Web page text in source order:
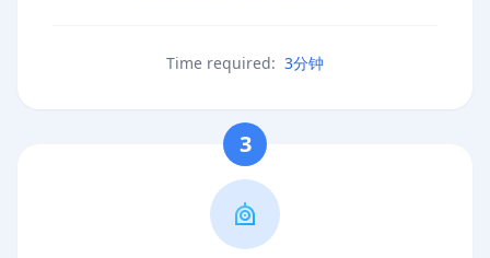
Time required: 3分钟
3